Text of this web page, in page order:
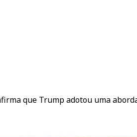
que Trump adotou uma